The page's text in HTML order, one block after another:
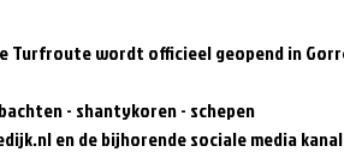
Turfroute wordt officieel geopend in
- shantykoren - schepen
en de bijhorende sociale media